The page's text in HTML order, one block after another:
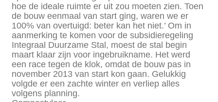
hoe de ideale ruimte er uit zou moeten zien. Toen
de bouw eenmaal van start ging, waren we er
100% van overtuigd: beter kan het niet.’ Om in
aanmerking te komen voor de subsidieregeling
Integraal Duurzame Stal, moest de stal begin
maart klaar zijn voor ingebruikname. Het werd
een race tegen de klok, omdat de bouw pas in
november 2013 van start kon gaan. Gelukkig
volgde er een zachte winter en verliep alles
volgens planning.